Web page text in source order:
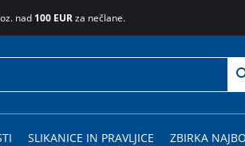
nad 100 EURza nečlane.
SLIKANICE IN PRAVLJICE ZBIRKA